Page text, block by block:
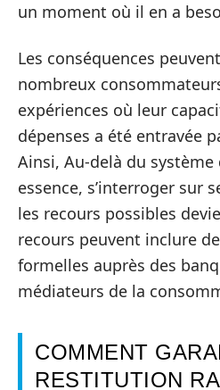
un moment où il en a
Les conséquences
nombreux
expériences où leur
dépenses a été entravée
Ainsi, Au-delà du
essence, s’interroger sur
les recours possibles
recours peuvent inclure
formelles auprès des
médiateurs de la
COMMENT
RESTITUTION